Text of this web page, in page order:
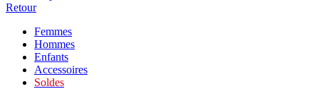
Retour
Femmes
Hommes
Enfants
Accessoires
Soldes